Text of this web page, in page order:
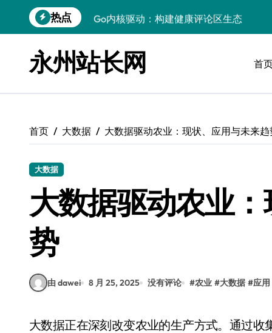
到
热点
Go内核驱动：构建健康评论区生态
开发资讯提炼精要：云运维视角下的技术
Windows运行库高效管理核心策略
云安全护航传媒：数据驱动新防线
弹性计算赋能Android云架构性能跃迁
Windows高效搭建：精准管理运行库，
永州站长网 首
首页 大数据 大数据驱动农业：现状、应用与未来趋
大数据
大数据驱动农业
势
由 dawei 8 月 25, 2025 没有评论 #农业 #大数据 #应用
大数据正在深刻改变农业的生产方式。通过收集和分析土壤、气候、作物生长等多方面的数据，